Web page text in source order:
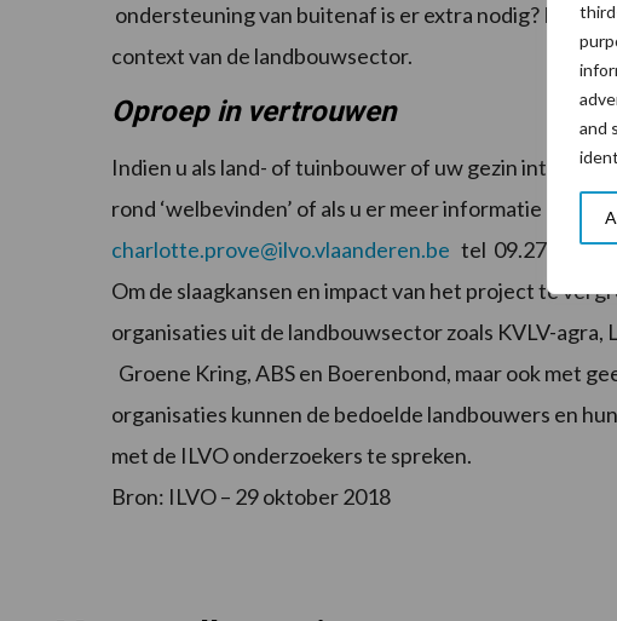
and
ondersteuning van buitenaf is er extra nodig?
context van de landbouwsector.
Oproep in vertrouwen
Indien u als land- of tuinbouwer of uw gezin
rond ‘welbevinden’ of als u er meer informatie over
charlotte.prove@ilvo.vlaanderen.be tel
Om de slaagkansen en impact van het project te
organisaties uit de landbouwsector zoals KVLV-
Groene Kring, ABS en Boerenbond, maar ook met
organisaties kunnen de bedoelde landbouwers en
met de ILVO onderzoekers te spreken.
Bron: ILVO – 29 oktober 2018